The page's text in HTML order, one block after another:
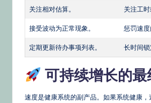
关注相对估算。 关注工时
接受波动为正常现象。 惩罚速度
定期更新待办事项列表。 长时间锁
可持续增长的
速度是健康系统的副产品。如果系统健康